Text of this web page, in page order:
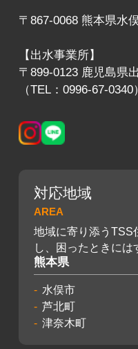
〒867-0068 熊本県水
【出水事業所】
〒899-0123 鹿児島県
（TEL：0996-67-0340）
対応地域
AREA
地域に寄り添うTSS
し、困ったときには
熊本県
水俣市
芦北町
津奈木町